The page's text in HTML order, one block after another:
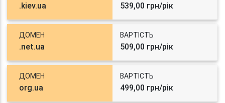
.kiev.ua 539,00 грн/рік
ДОМЕН
.net.ua
ВАРТІСТЬ
509,00 грн/рік
ДОМЕН
org.ua
ВАРТІСТЬ
499,00 грн/рік